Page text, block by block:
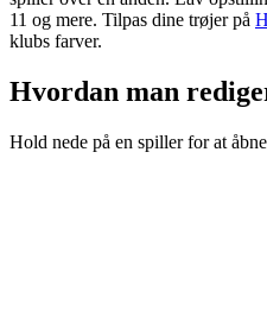
11 og mere. Tilpas dine trøjer på
klubs farver.
Hvordan man
Hold nede på en spiller for at